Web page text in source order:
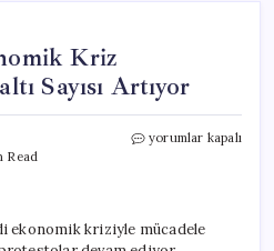
Kriz
Sayısı Artıyor
Read
Bolivya’daki
Sayısı
yorumlar kapalı
ekonomik kriziyle mücadele